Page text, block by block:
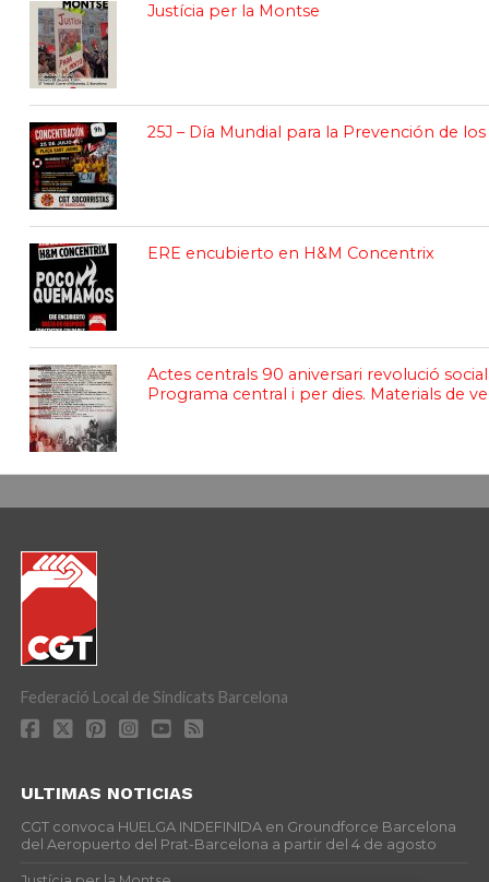
Justícia per la Montse
25J – Día Mundial para la Prevención de
ERE encubierto en H&M Concentrix
Actes centrals 90 aniversari revolució social
Programa central i per dies. Materials de
Federació Local de Sindicats Barcelona
ULTIMAS NOTICIAS
CGT convoca HUELGA INDEFINIDA en Groundforce Barcelona
del Aeropuerto del Prat-Barcelona a partir del 4 de agosto